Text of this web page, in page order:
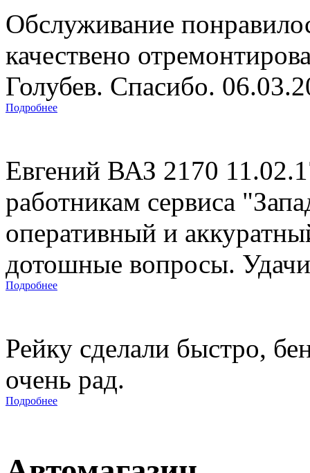
Обслуживание
качествено
Голубев. Спасибо.
Подробнее
Евгений ВАЗ 2170
работникам сервиса
оперативный и
дотошные вопросы. Удачи
Подробнее
Рейку сделали быстро,
очень рад.
Подробнее